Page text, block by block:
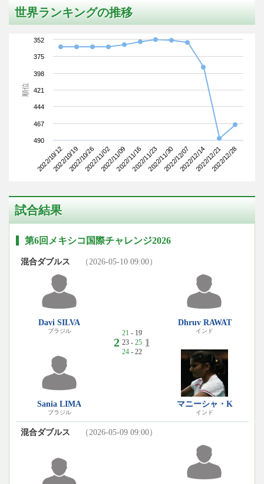
世界ランキングの推移
順位
2022/10/122022/10/192022/10/262022/11/022022/11/092022/11/162022/11/232022/11/302022/12/072022/12/142022/12/212022/12/28
352
375
398
421
444
467
490
試合結果
第6回メキシコ国際チャレンジ2026
混合ダブルス （2026-05-10 09:00）
Davi SILVA
ブラジル
Sania LIMA
ブラジル
2
21 - 19
23 - 25
24- 22
1
Dhruv RAWAT
インド
マニーシャ・K
インド
混合ダブルス （2026-05-09 09:00）